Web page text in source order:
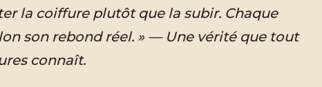
la coiffure plutôt que la subir. Chaque
son rebond réel. » — Une vérité que tout
connaît.